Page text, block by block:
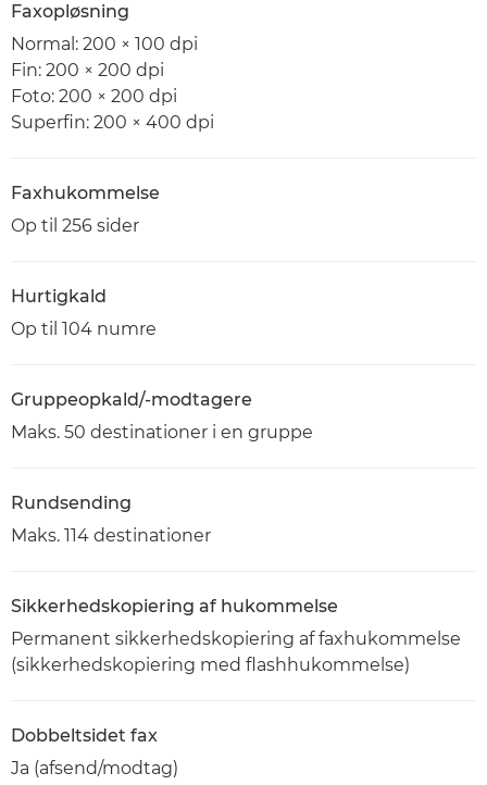
Faxopløsning
Normal: 200 × 100 dpi
Fin: 200 × 200 dpi
Foto: 200 × 200 dpi
Superfin: 200 × 400 dpi
Faxhukommelse
Op til 256 sider
Hurtigkald
Op til 104 numre
Gruppeopkald/-modtagere
Maks. 50 destinationer i en gruppe
Rundsending
Maks. 114 destinationer
Sikkerhedskopiering af hukommelse
Permanent sikkerhedskopiering af faxhukommelse
(sikkerhedskopiering med flashhukommelse)
Dobbeltsidet fax
Ja (afsend/modtag)